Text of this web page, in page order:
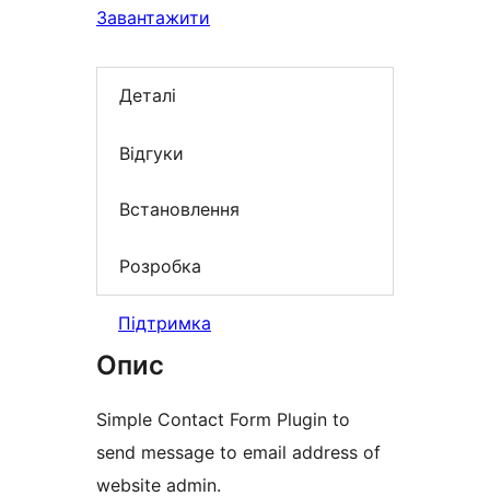
Завантажити
Деталі
Відгуки
Встановлення
Розробка
Підтримка
Опис
Simple Contact Form Plugin to
send message to email address of
website admin.